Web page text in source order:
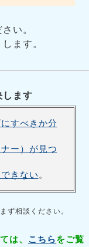
さい。
ます。
します
すべきか分
ー）が見つ
きない 。
ず相談ください。
は、 こちらをご覧